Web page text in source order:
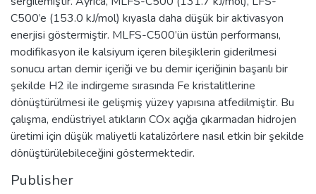
C500’e (153.0 kJ/mol) kıyasla daha düşük bir aktivasyon
enerjisi göstermiştir. MLFS-C500’ün üstün performansı,
modifikasyon ile kalsiyum içeren bileşiklerin giderilmesi
sonucu artan demir içeriği ve bu demir içeriğinin başarılı bir
şekilde H2 ile indirgeme sırasında Fe kristalitlerine
dönüştürülmesi ile gelişmiş yüzey yapısına atfedilmiştir. Bu
çalışma, endüstriyel atıkların COx açığa çıkarmadan hidrojen
üretimi için düşük maliyetli katalizörlere nasıl etkin bir şekilde
dönüştürülebileceğini göstermektedir.
Publisher